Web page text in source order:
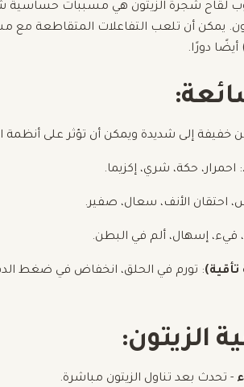
لقاح شجرة الزيتون هي مسببات حساسية
يمكن أن تلعب التفاعلات المتقاطعة
أيضًا دورًا.
خفيفة إلى شديدة ويمكن أن تؤثر على أنظمة
: احمرار، حكة، شري، إكزيما.
احتقان الأنف، سعال، صفير.
قيء، إسهال، ألم في البطن.
: تورم في الحلق، انخفاض في ضغط
الزيتون:
- تحدث بعد تناول الزيتون مباشرة.